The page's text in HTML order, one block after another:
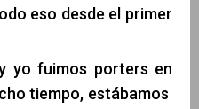
eso desde el primer
yo fuimos porters en
tiempo, estábamos